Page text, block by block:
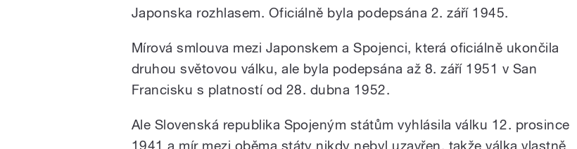
Japonska rozhlasem. Oficiálně byla podepsána 2. září 1945.
Mírová smlouva mezi Japonskem a Spojenci, která oficiálně ukončila
druhou světovou válku, ale byla podepsána až 8. září 1951 v San
Francisku s platností od 28. dubna 1952.
Ale Slovenská republika Spojeným státům vyhlásila válku 12. prosince
1941 a mír mezi oběma státy nikdy nebyl uzavřen, takže válka vlastně